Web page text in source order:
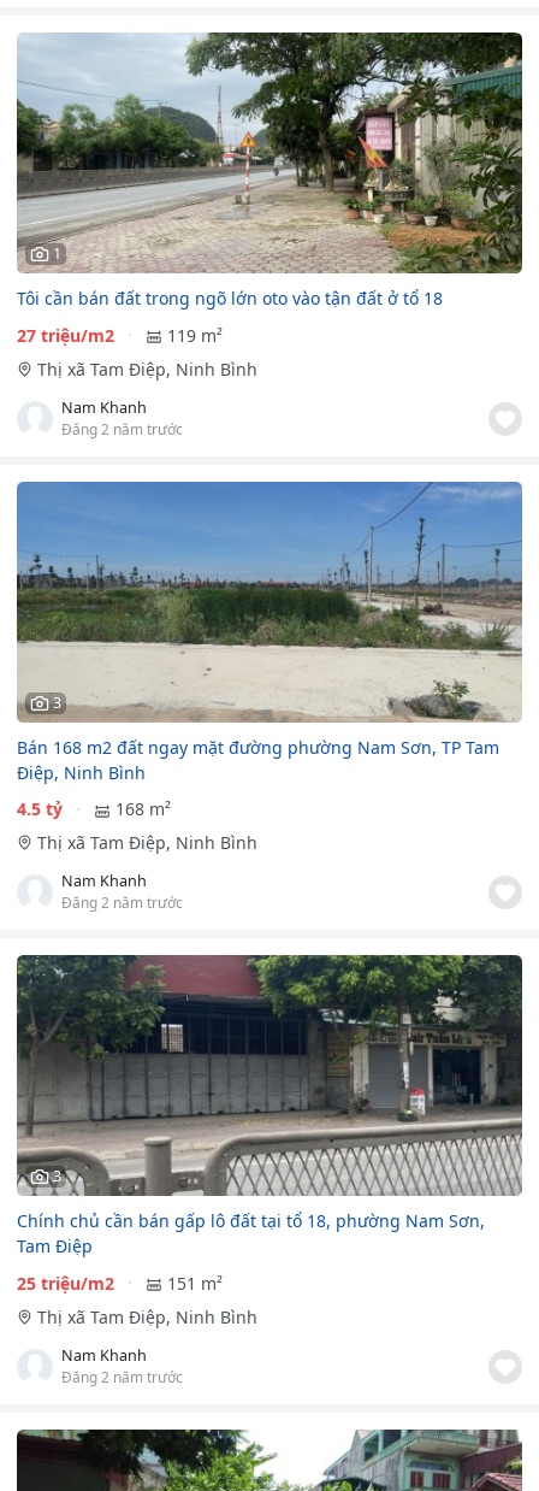
1
Tôi cần bán đất trong ngõ lớn oto vào tận đất ở tổ 18
27 triệu/m2
119 m²
Thị xã Tam Điệp, Ninh Bình
Nam Khanh
Đăng 2 năm trước
3
Bán 168 m2 đất ngay mặt đường phường Nam Sơn, TP Tam
Điệp, Ninh Bình
4.5 tỷ
168 m²
Thị xã Tam Điệp, Ninh Bình
Nam Khanh
Đăng 2 năm trước
3
Chính chủ cần bán gấp lô đất tại tổ 18, phường Nam Sơn,
Tam Điệp
25 triệu/m2
151 m²
Thị xã Tam Điệp, Ninh Bình
Nam Khanh
Đăng 2 năm trước